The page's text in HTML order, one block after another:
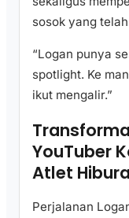
sosok yang
“Logan punya
spotlight. Ke
ikut mengalir.”
YouTuber
Atlet
Perjalanan